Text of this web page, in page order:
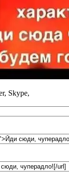
Skype,